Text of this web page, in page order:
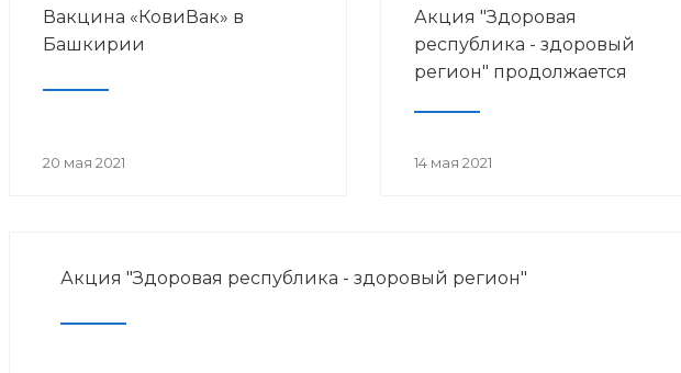
Вакцина «КовиВак» в
Башкирии
20 мая 2021
Акция "Здоровая
республика - здоровый
регион" продолжается
14 мая 2021
Акция "Здоровая республика - здоровый регион"